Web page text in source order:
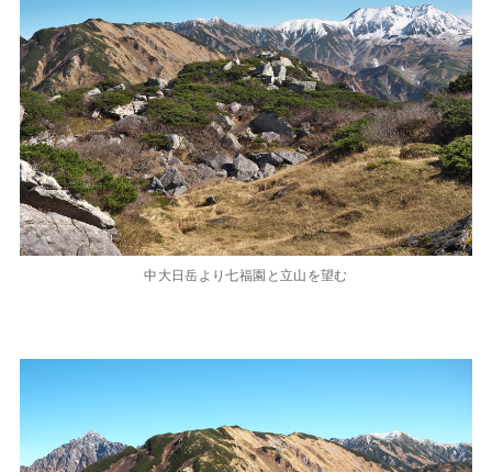
中大日岳より七福園と立山を望む